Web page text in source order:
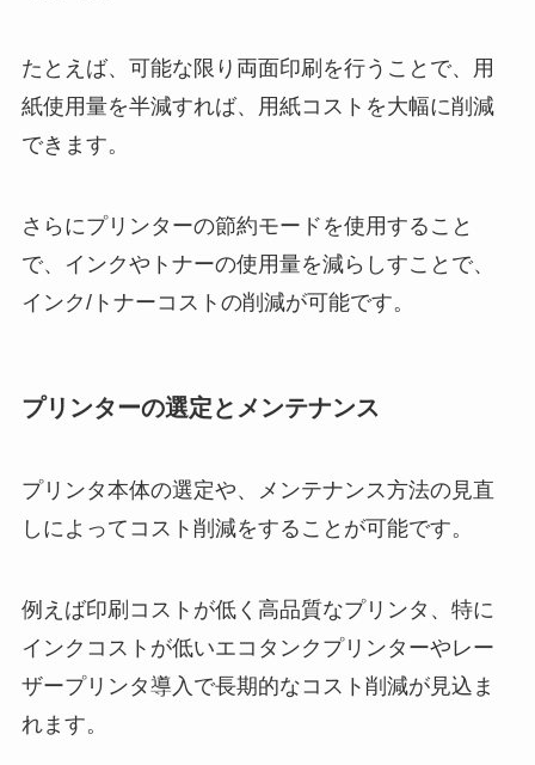
たとえば、可能な限り両面印刷を行うことで、用
紙使用量を半減すれば、用紙コストを大幅に削減
できます。
さらにプリンターの節約モードを使用すること
で、インクやトナーの使用量を減らしすことで、
インク/トナーコストの削減が可能です。
プリンターの選定とメンテナンス
プリンタ本体の選定や、メンテナンス方法の見直
しによってコスト削減をすることが可能です。
例えば印刷コストが低く高品質なプリンタ、特に
インクコストが低いエコタンクプリンターやレー
ザープリンタ導入で長期的なコスト削減が見込ま
れます。